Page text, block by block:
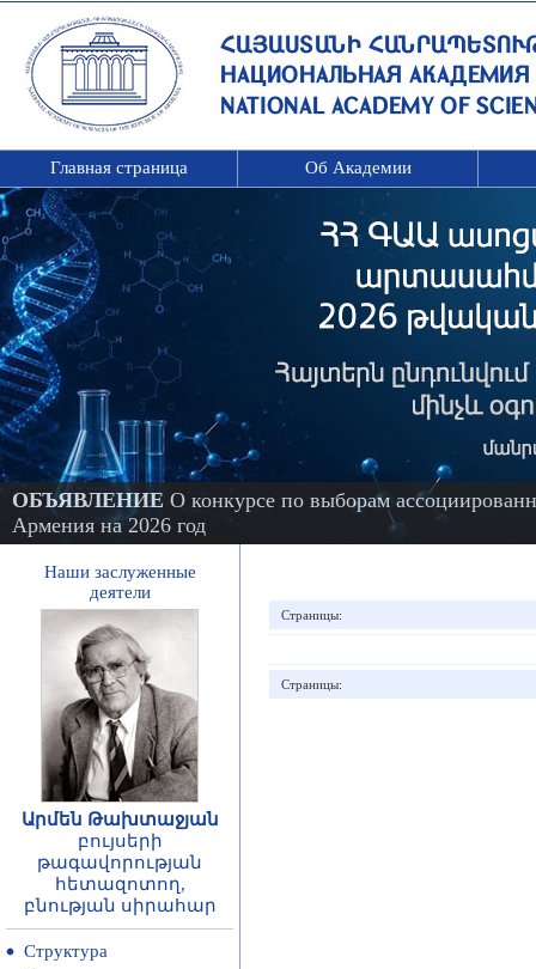
Главная страница Об Академии
ОБЪЯВЛЕНИЕ О конкурсе по выборам
Армения на 2026 год
Наши заслуженные
деятели
Արմեն Թախտաջյան
բույսերի
թագավորության
հետազոտող,
բնության սիրահար
Структура
Страницы:
Страницы: